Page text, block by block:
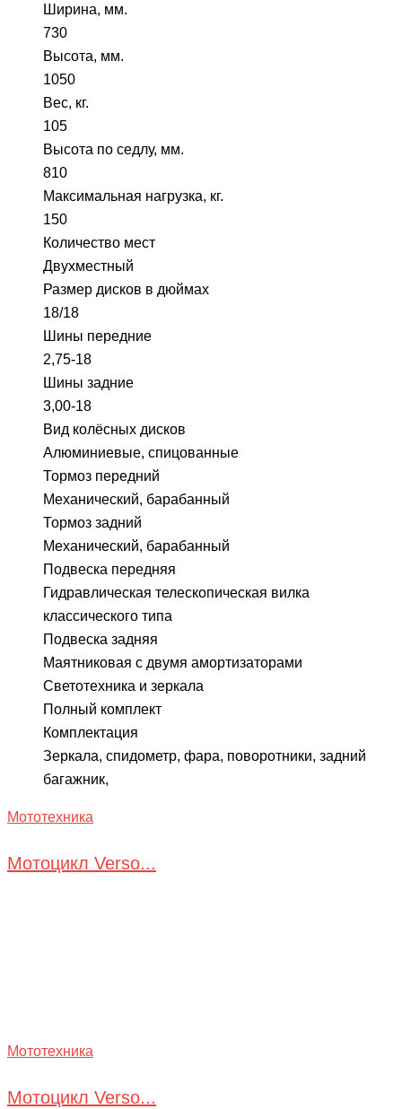
Ширина, мм.
730
Высота, мм.
1050
Вес, кг.
105
Высота по седлу, мм.
810
Максимальная нагрузка, кг.
150
Количество мест
Двухместный
Размер дисков в дюймах
18/18
Шины передние
2,75-18
Шины задние
3,00-18
Вид колёсных дисков
Алюминиевые, спицованные
Тормоз передний
Механический, барабанный
Тормоз задний
Механический, барабанный
Подвеска передняя
Гидравлическая телескопическая вилка
классического типа
Подвеска задняя
Маятниковая с двумя амортизаторами
Светотехника и зеркала
Полный комплект
Комплектация
Зеркала, спидометр, фара, поворотники, задний
багажник,
Мототехника
Мотоцикл Verso...
Мототехника
Мотоцикл Verso...